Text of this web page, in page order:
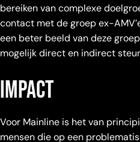
bereiken van complexe
contact met de groep ex-
een beter beeld van deze
mogelijk direct en indirect
impact
Voor Mainline is het van
mensen die op een